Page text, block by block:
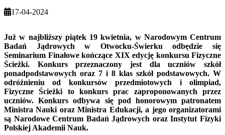
17-04-2024
Już w najbliższy piątek 19 kwietnia, w Narodowym Centrum
Badań Jądrowych w Otwocku-Świerku odbędzie się
Seminarium Finałowe kończące XIX edycję konkursu Fizyczne
Ścieżki. Konkurs przeznaczony jest dla uczniów szkół
ponadpodstawowych oraz 7 i 8 klas szkół podstawowych. W
odróżnieniu od konkursów przedmiotowych i olimpiad,
Fizyczne Ścieżki to konkurs prac zaproponowanych przez
uczniów. Konkurs odbywa się pod honorowym patronatem
Ministra Nauki oraz Ministra Edukacji, a jego organizatorami
są Narodowe Centrum Badań Jądrowych oraz Instytut Fizyki
Polskiej Akademii Nauk.